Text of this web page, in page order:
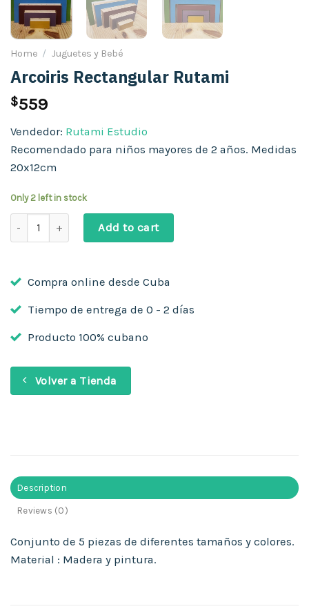
Home / Juguetes y Bebé
Arcoiris Rectangular Rutami
$559
Vendedor: Rutami Estudio
Recomendado para niños mayores de 2 años. Medidas
20x12cm
Only 2 left in stock
Arcoiris Rectangular Rutami quantity
Add to cart
Compra online desde Cuba
Tiempo de entrega de 0 - 2 días
Producto 100% cubano
Volver a Tienda
Description
Reviews (0)
Conjunto de 5 piezas de diferentes tamaños y colores.
Material : Madera y pintura.